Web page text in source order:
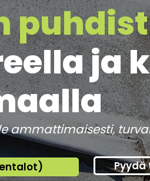
ja
ammattimaisesti,
Pyydä